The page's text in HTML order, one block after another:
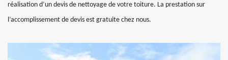
réalisation d’un devis de nettoyage de votre toiture. La prestation sur
l’accomplissement de devis est gratuite chez nous.